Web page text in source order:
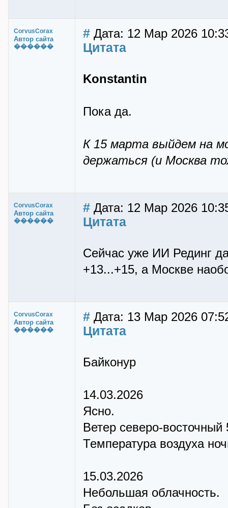
CorvusCorax
Автор сайта
������
# Дата: 12 Мар 2026
Цитата
Konstantin
Пока да.
К 15 марта выйдем на
держаться (и Москва
CorvusCorax
Автор сайта
������
# Дата: 12 Мар 2026
Цитата
Сейчас уже ИИ Рединг
+13...+15, а Москве
CorvusCorax
Автор сайта
������
# Дата: 13 Мар 2026
Цитата
Байконур
14.03.2026
Ясно.
Ветер северо-
Температура воздуха
15.03.2026
Небольшая облачность.